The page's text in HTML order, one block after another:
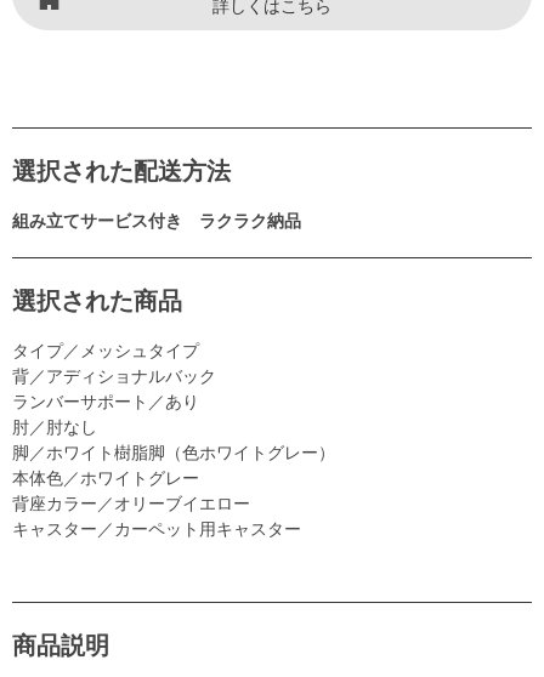
詳しくはこちら
選択された配送方法
組み立てサービス付き ラクラク納品
選択された商品
タイプ／メッシュタイプ
背／アディショナルバック
ランバーサポート／あり
肘／肘なし
脚／ホワイト樹脂脚（色ホワイトグレー）
本体色／ホワイトグレー
背座カラー／オリーブイエロー
キャスター／カーペット用キャスター
商品説明